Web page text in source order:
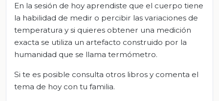
En la sesión de hoy aprendiste que el cuerpo tiene
la habilidad de medir o percibir las variaciones de
temperatura y si quieres obtener una medición
exacta se utiliza un artefacto construido por la
humanidad que se llama termómetro.
Si te es posible consulta otros libros y comenta el
tema de hoy con tu familia.